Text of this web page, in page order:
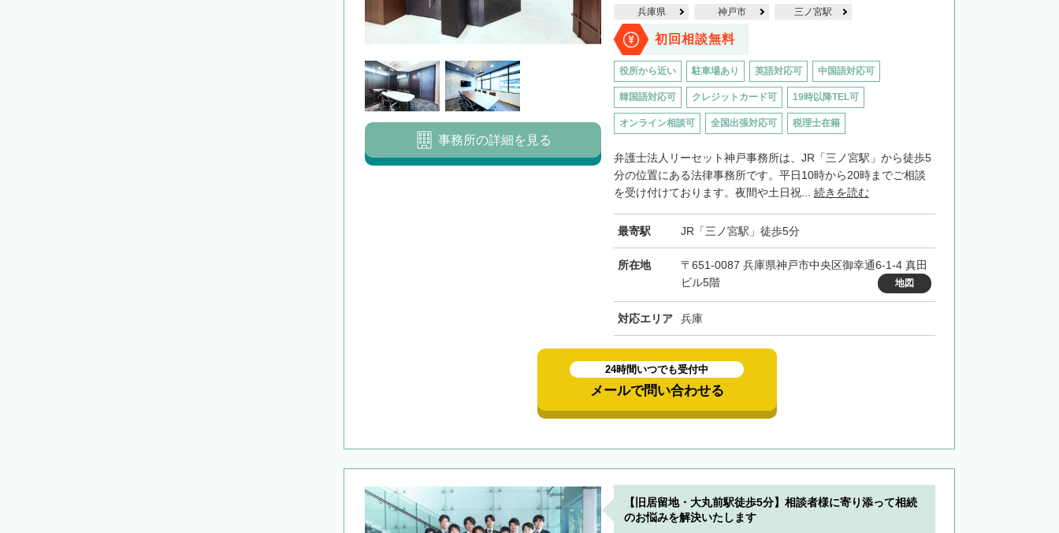
兵庫県 神戸市 三ノ宮駅
初回相談無料
役所から近い 駐車場あり 英語対応可 中国語対応可
韓国語対応可 クレジットカード可 19時以降TEL可
オンライン相談可 全国出張対応可 税理士在籍
弁護士法人リーセット神戸事務所は、JR「三ノ宮駅」から徒歩5
分の位置にある法律事務所です。平日10時から20時までご相談
を受け付けております。夜間や土日祝... 続きを読む
最寄駅 JR「三ノ宮駅」徒歩5分
所在地
〒651-0087 兵庫県神戸市中央区御幸通6-1-4 真田
ビル5階
地図
対応エリア 兵庫
事務所の詳細を見る
24時間いつでも受付中
メールで問い合わせる
【旧居留地・大丸前駅徒歩5分】相談者様に寄り添って相続
のお悩みを解決いたします